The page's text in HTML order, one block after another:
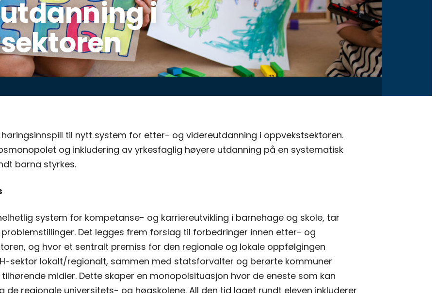
i
til nytt system for etter- og videreutdanning i oppvekstsektoren.
og inkludering av yrkesfaglig høyere utdanning på en systematisk
barna styrkes.
system for kompetanse- og karriereutvikling i barnehage og skole, tar
Det legges frem forslag til forbedringer innen etter- og
og hvor et sentralt premiss for den regionale og lokale oppfølgingen
sektor lokalt/regionalt, sammen med statsforvalter og berørte kommuner
midler. Dette skaper en monopolsituasjon hvor de eneste som kan
regionale universitets- og høgskolene. All den tid laget rundt eleven inkluderer